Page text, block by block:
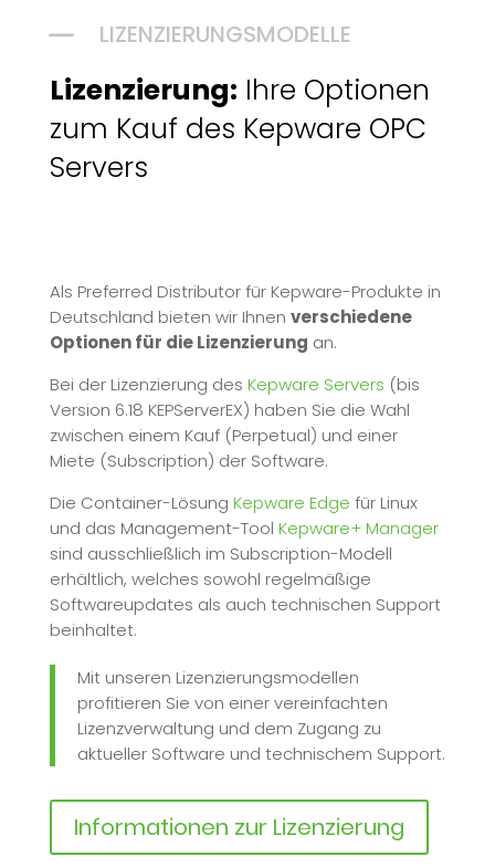
K LIZENZIERUNGSMODELLE
Lizenzierung: Ihre Optionen
zum Kauf des Kepware OPC
Servers
Als Preferred Distributor für Kepware-Produkte in
Deutschland bieten wir Ihnen verschiedene
Optionen für die Lizenzierung an.
Bei der Lizenzierung des Kepware Servers (bis
Version 6.18 KEPServerEX) haben Sie die Wahl
zwischen einem Kauf (Perpetual) und einer
Miete (Subscription) der Software.
Die Container-Lösung Kepware Edge für Linux
und das Management-Tool Kepware+ Manager
sind ausschließlich im Subscription-Modell
erhältlich, welches sowohl regelmäßige
Softwareupdates als auch technischen Support
beinhaltet.
Mit unseren Lizenzierungsmodellen
profitieren Sie von einer vereinfachten
Lizenzverwaltung und dem Zugang zu
aktueller Software und technischem Support.
Informationen zur Lizenzierung